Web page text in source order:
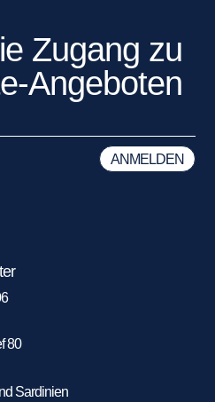
Zugang zu
Angeboten
80
Sardinien